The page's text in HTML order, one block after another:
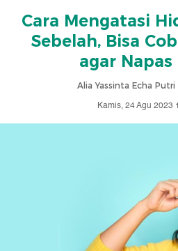
Cara Mengatasi
Sebelah, Bisa
agar Napas
Alia Yassinta Echa Putri
Kamis, 24 Agu 2023